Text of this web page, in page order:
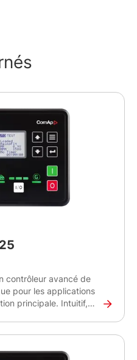
contrôleur avancé de
pour les applications
principale. Intuitif,
de vos groupes